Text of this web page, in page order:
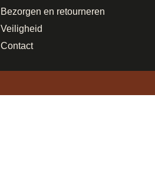
Bezorgen en retourneren
Veiligheid
Contact